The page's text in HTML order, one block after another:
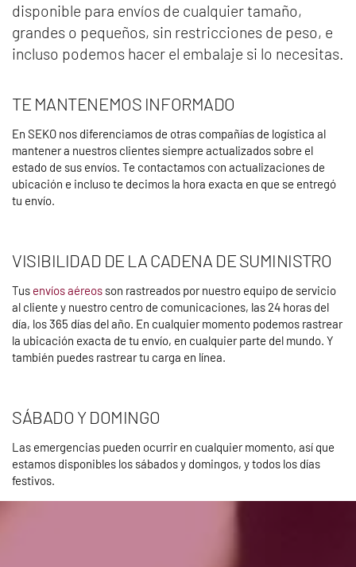
disponible para envíos de cualquier tamaño,
grandes o pequeños, sin restricciones de peso, e
incluso podemos hacer el embalaje si lo necesitas.
TE MANTENEMOS INFORMADO
En SEKO nos diferenciamos de otras compañías de logística al
mantener a nuestros clientes siempre actualizados sobre el
estado de sus envíos. Te contactamos con actualizaciones de
ubicación e incluso te decimos la hora exacta en que se entregó
tu envío.
VISIBILIDAD DE LA CADENA DE SUMINISTRO
Tus envíos aéreos son rastreados por nuestro equipo de servicio
al cliente y nuestro centro de comunicaciones, las 24 horas del
día, los 365 días del año. En cualquier momento podemos rastrear
la ubicación exacta de tu envío, en cualquier parte del mundo. Y
también puedes rastrear tu carga en línea.
SÁBADO Y DOMINGO
Las emergencias pueden ocurrir en cualquier momento, así que
estamos disponibles los sábados y domingos, y todos los días
festivos.